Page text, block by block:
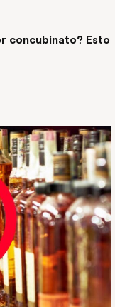
concubinato? Esto